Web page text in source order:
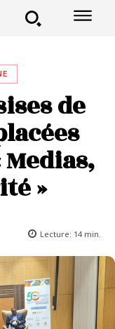
de
»
Lecture: 14 min.